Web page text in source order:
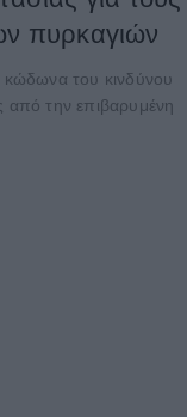
πυρκαγιών
κώδωνα του κινδύνου
από την επιβαρυμένη